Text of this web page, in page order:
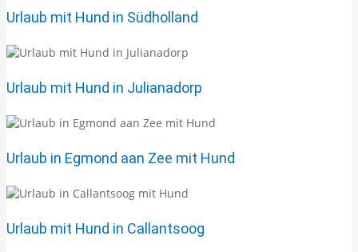
Urlaub mit Hund in Südholland
Urlaub mit Hund in Julianadorp
Urlaub in Egmond aan Zee mit Hund
Urlaub mit Hund in Callantsoog